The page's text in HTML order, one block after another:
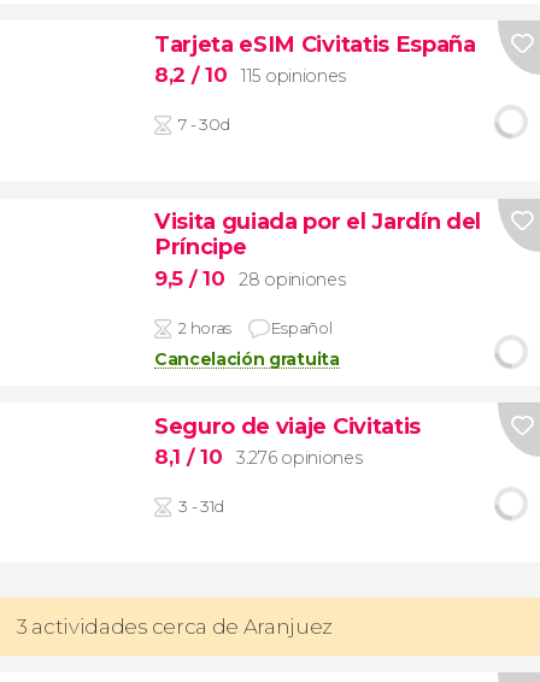
Tarjeta eSIM Civitatis España
8,2 / 10 115 opiniones
7 - 30d
Visita guiada por el Jardín del
Príncipe
9,5 / 10 28 opiniones
2 horas Español
Cancelación gratuita
Seguro de viaje Civitatis
8,1 / 10 3.276 opiniones
3 - 31d
3 actividades cerca de Aranjuez